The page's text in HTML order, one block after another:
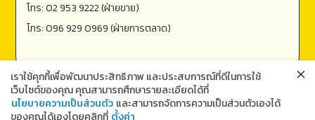
โทร: 02 953 9222 (ฝ่ายขาย)
โทร: 096 929 0969 (ฝ่ายการตลาด)
เราใช้คุกกี้เพื่อพัฒนาประสิทธิภาพ และประสบการณ์ที่ดีในการใช้
เว็บไซต์ของคุณ คุณสามารถศึกษารายละเอียดได้ที่
นโยบายความเป็นส่วนตัว และสามารถจัดการความเป็นส่วนตัวเองได้